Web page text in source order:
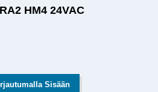
HM4 24VAC
Sisään